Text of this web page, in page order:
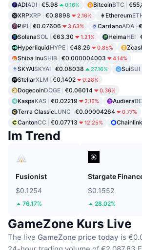
ADIADI €5.98 0.16% BitcoinBTC
XRPXRP €0.8898 2.16% Ethereum
PiPI €0.07606 3.63% CardanoADA
SolanaSOL €63.30 1.21% HeimaHEI
HyperliquidHYPE €48.26 0.85%
Shiba InuSHIB €0.000004003 4.14%
SKYAISKYAI €0.08038 27.16% SuiSUI
StellarXLM €0.1402 0.28%
DogecoinDOGE €0.06014 0.36%
KaspaKAS €0.02219 2.15% Audiera
Terra ClassicLUNC €0.00004264 0.77%
CantonCC €0.07713 12.25% Chainlink
Im Trend
Fusionist
$0.1254
76.17%
Stargate
$0.1552
28.02%
GameZone Kurs Live
The live GameZone price today is